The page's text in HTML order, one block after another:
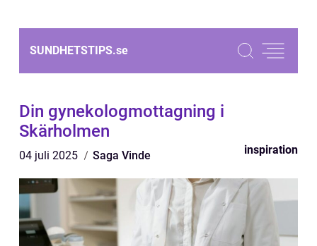
SUNDHETSTIPS.se
Din gynekologmottagning i
Skärholmen
04 juli 2025 Saga Vinde inspiration